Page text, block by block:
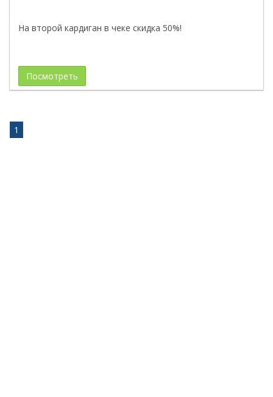
На второй кардиган в чеке скидка 50%!
Посмотреть
1